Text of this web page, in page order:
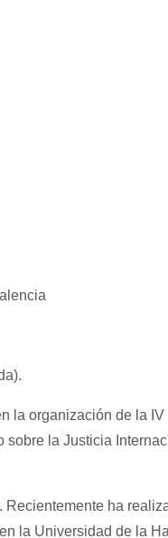
la organización de la
la Justicia
ha
la Universidad de la